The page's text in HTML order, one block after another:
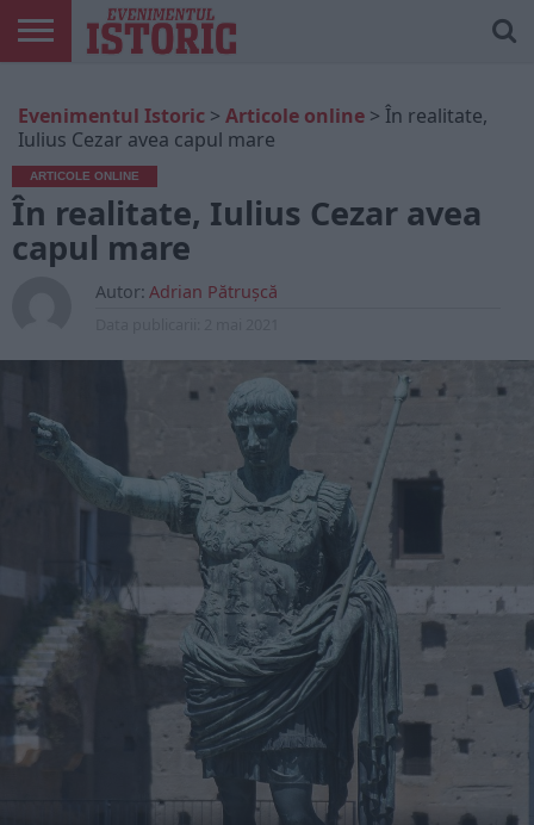
ONLINE
EDIȚII
TIPĂRITE
ISTORIC
PLAY
CONTUL
MEU
Evenimentul Istoric > Articole online > În realitate,
Iulius Cezar avea capul mare
ARTICOLE ONLINE
În realitate, Iulius Cezar avea
capul mare
Autor: Adrian Pătrușcă